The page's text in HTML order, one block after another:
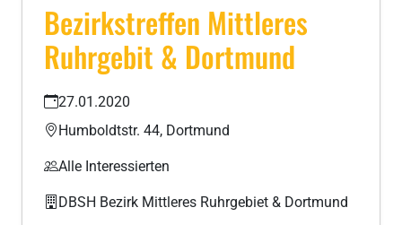
Bezirkstreffen Mittleres
Ruhrgebit & Dortmund
27.01.2020
Humboldtstr. 44, Dortmund
Alle Interessierten
DBSH Bezirk Mittleres Ruhrgebiet & Dortmund